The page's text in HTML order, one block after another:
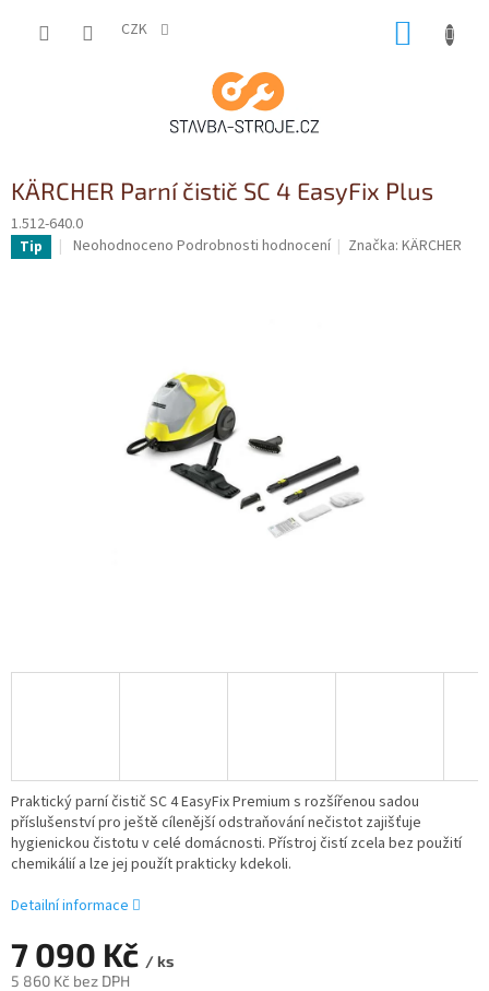
CZK
KÄRCHER Parní čistič SC 4 EasyFix Plus
1.512-640.0
Tip
Průměrné
Neohodnoceno Podrobnosti hodnocení Značka:KÄRCHER
7 090 Kč / ks
5 860 Kč bez DPH
Praktický parní čistič SC 4EasyFixPremium s rozšířenou sadou
příslušenství pro ještě cílenější odstraňování nečistot zajišťuje
hygienickou čistotu v celé domácnosti. Přístroj čistí zcela bez použití
chemikálií a lze jej použít prakticky kdekoli.
Detailní informace